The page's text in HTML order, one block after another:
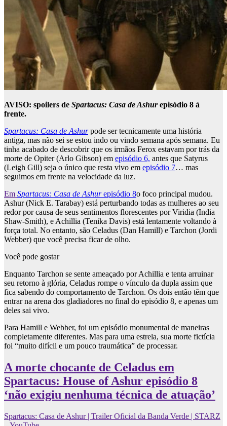
AVISO: spoilers de Spartacus: Casa de Ashurepisódio 8 à
frente.
Spartacus: Casa de Ashurpode ser tecnicamente uma história
antiga, mas não sei se estou indo ou vindo semana após semana. Eu
tinha acabado de descobrir que os irmãos Ferox estavam por trás da
morte de Opiter (Arlo Gibson) em episódio 6, antes que Satyrus
(Leigh Gill) seja o único que resta vivo em episódio 7… mas
seguimos em frente na velocidade da luz.
Em Spartacus: Casa de Ashurepisódio 8o foco principal mudou.
Ashur (Nick E. Tarabay) está perturbando todas as mulheres ao seu
redor por causa de seus sentimentos florescentes por Viridia (India
Shaw-Smith), e Achillia (Tenika Davis) está lentamente voltando à
força total. No entanto, são Celadus (Dan Hamill) e Tarchon (Jordi
Webber) que você precisa ficar de olho.
Você pode gostar
Enquanto Tarchon se sente ameaçado por Achillia e tenta arruinar
seu retorno à glória, Celadus rompe o vínculo da dupla assim que
fica sabendo do comportamento de Tarchon. Os dois então têm que
entrar na arena dos gladiadores no final do episódio 8, e apenas um
deles sai vivo.
Para Hamill e Webber, foi um episódio monumental de maneiras
completamente diferentes. Mas para uma estrela, sua morte fictícia
foi “muito difícil e um pouco traumática” de processar.
A morte chocante de Celadus em
Spartacus: House of Ashur episódio 8
‘não exigiu nenhuma técnica de atuação’
Spartacus: Casa de Ashur | Trailer Oficial da Banda Verde | STARZ